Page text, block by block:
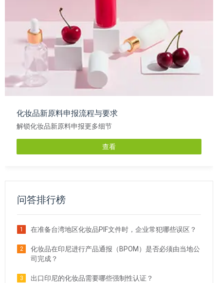
化妆品新原料申报流程与要求
解锁化妆品新原料申报更多细节
查看
问答排行榜
1 在准备台湾地区化妆品PIF文件时，企业常犯哪些误区？
2
化妆品在印尼进行产品通报（BPOM）是否必须由当地公
司完成？
3 出口印尼的化妆品需要哪些强制性认证？